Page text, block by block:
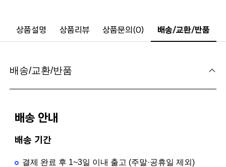
상품설명 상품리뷰 상품문의(0) 배송/교환/반품
배송/교환/반품
배송 안내
배송 기간
결제 완료 후 1~3일 이내 출고 (주말·공휴일 제외)